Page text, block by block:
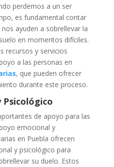
perdemos a un ser
es fundamental contar
ayuden a sobrellevar la
en momentos difíciles.
recursos y servicios
a las personas en
, que pueden ofrecer
durante este proceso.
Psicológico
de apoyo para las
emocional y
en Puebla ofrecen
y psicológico para
su duelo. Estos